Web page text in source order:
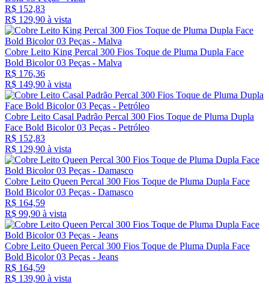
R$ 152,83
R$ 129,90 à vista
Cobre Leito King Percal 300 Fios Toque de Pluma Dupla Face
Bold Bicolor 03 Peças - Malva
R$ 176,36
R$ 149,90 à vista
Cobre Leito Casal Padrão Percal 300 Fios Toque de Pluma Dupla
Face Bold Bicolor 03 Peças - Petróleo
R$ 152,83
R$ 129,90 à vista
Cobre Leito Queen Percal 300 Fios Toque de Pluma Dupla Face
Bold Bicolor 03 Peças - Damasco
R$ 164,59
R$ 99,90 à vista
Cobre Leito Queen Percal 300 Fios Toque de Pluma Dupla Face
Bold Bicolor 03 Peças - Jeans
R$ 164,59
R$ 139,90 à vista